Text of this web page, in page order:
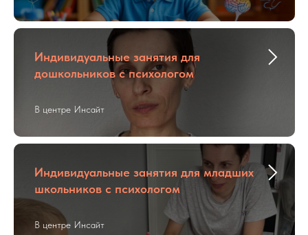
Индивидуальные занятия для
дошкольников с психологом
В центре Инсайт
Индивидуальные занятия для младших
школьников с психологом
В центре Инсайт